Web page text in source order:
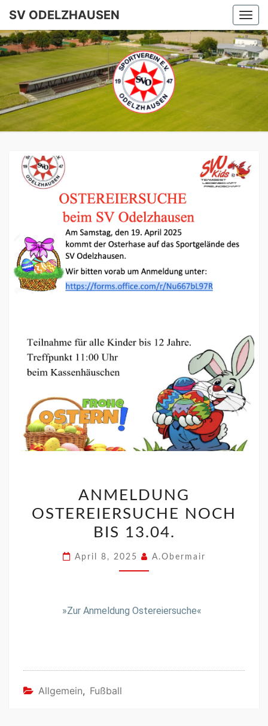
SV ODELZHAUSEN
SV
ANMELDUNG
OSTEREIERSUCHE NOCH
BIS 13.04.
April 8, 2025 A.Obermair
»Zur Anmel­dung Ostereiersuche«
Allgemein, Fußball